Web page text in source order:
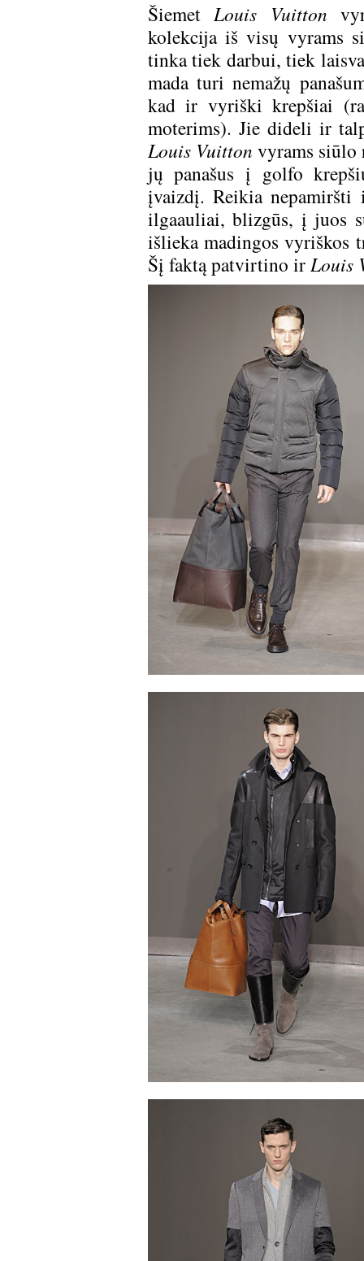
Šiemet Louis Vuitton
kolekcija iš visų vyrams
tinka tiek darbui, tiek
mada turi nemažų
kad ir vyriški krepšiai
moterims). Jie dideli ir
Louis Vuitton vyrams
jų panašus į golfo
įvaizdį. Reikia
ilgaauliai, blizgūs, į juos
išlieka madingos vyriškos
Šį faktą patvirtino irLouis